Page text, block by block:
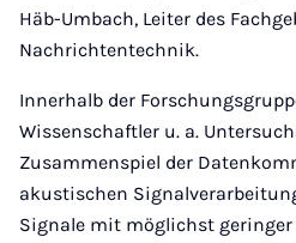
Häb-Umbach, Leiter des
Nachrichtentechnik.
Innerhalb der
Wissenschaftler u. a.
Zusammenspiel der
akustischen
Signale mit möglichst geringer